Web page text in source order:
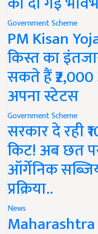
Government Scheme
PM Kisan
किस्त का
सकते हैं
अपना स्टेटस
Government Scheme
सरकार दे रही
किट! अब छत
ऑर्गेनिक
प्रक्रिया..
News
Maharashtra